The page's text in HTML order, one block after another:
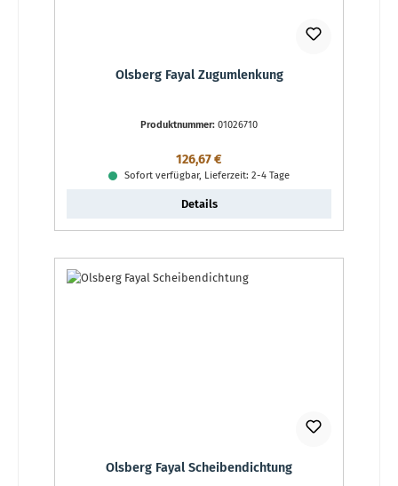
Olsberg Fayal Zugumlenkung
Produktnummer: 01026710
Regulärer Preis:
126,67 €
Sofort verfügbar, Lieferzeit: 2-4 Tage
Details
Olsberg Fayal Scheibendichtung